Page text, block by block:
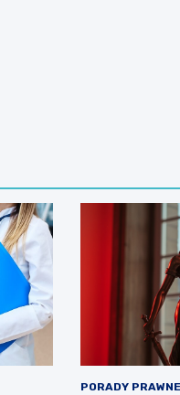
PORADY PRAWNE